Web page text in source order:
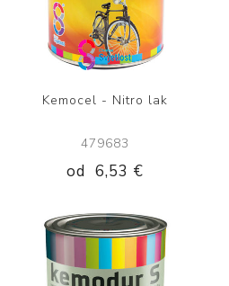
Kemocel - Nitro lak
479683
od 6,53 €